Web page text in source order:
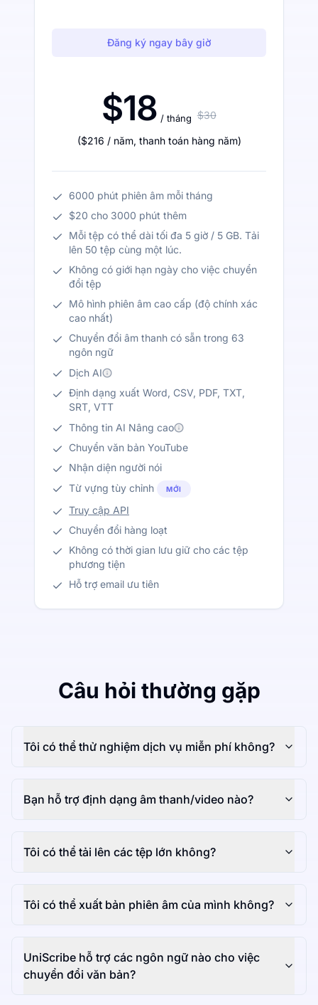
Đăng ký ngay bây giờ
$18 / tháng $30
($216 / năm, thanh toán hàng năm)
6000 phút phiên âm mỗi tháng
$20 cho 3000 phút thêm
Mỗi tệp có thể dài tối đa 5 giờ / 5 GB. Tải
lên 50 tệp cùng một lúc.
Không có giới hạn ngày cho việc chuyển
đổi tệp
Mô hình phiên âm cao cấp (độ chính xác
cao nhất)
Chuyển đổi âm thanh có sẵn trong 63
ngôn ngữ
Dịch AI
Định dạng xuất Word, CSV, PDF, TXT,
SRT, VTT
Thông tin AI Nâng cao
Chuyển văn bản YouTube
Nhận diện người nói
Từ vựng tùy chỉnh
MỚI
Truy cập API
Chuyển đổi hàng loạt
Không có thời gian lưu giữ cho các tệp
phương tiện
Hỗ trợ email ưu tiên
Câu hỏi thường gặp
Tôi có thể thử nghiệm dịch vụ miễn phí không?
Bạn hỗ trợ định dạng âm thanh/video nào?
Tôi có thể tải lên các tệp lớn không?
Tôi có thể xuất bản phiên âm của mình không?
UniScribe hỗ trợ các ngôn ngữ nào cho việc
chuyển đổi văn bản?